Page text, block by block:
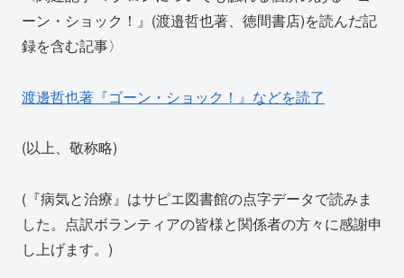
ーン・ショック！』(渡邉哲也著、徳間書店)を読んだ記
録を含む記事〉
渡邊哲也著『ゴーン・ショック！』などを読了
(以上、敬称略)
(『病気と治療』はサピエ図書館の点字データで読みま
した。点訳ボランティアの皆様と関係者の方々に感謝申
し上げます。)